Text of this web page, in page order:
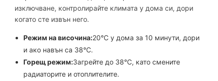
изключване, контролирайте климата у дома си, дори
когато сте извън него.
Режим на височина:20°C у дома за 10 минути, дори
и ако навън са 38°C.
Горещ режим:Загрейте до 38°C, като смените
радиаторите и отоплителите.